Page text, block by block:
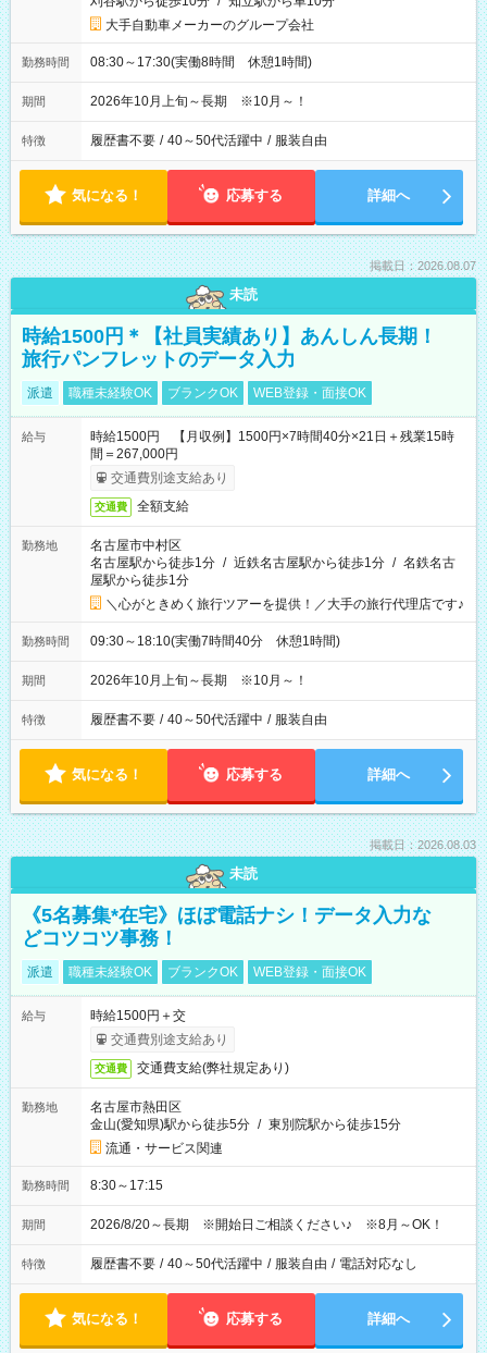
大手自動車メーカーのグループ会社
勤務時間 08:30～17:30(実働8時間 休憩1時間)
期間 2026年10月上旬～長期 ※10月～！
特徴 履歴書不要 / 40～50代活躍中 / 服装自由
気になる！ 応募する 詳細へ
掲載日：2026.08.07
未読
時給1500円＊【社員実績あり】あんしん長期！
旅行パンフレットのデータ入力
派遣 職種未経験OK ブランクOK WEB登録・面接OK
給与
時給1500円 【月収例】1500円×7時間40分×21日＋残業15時
間＝267,000円
交通費別途支給あり
交通費 全額支給
勤務地
名古屋市中村区
名古屋駅から徒歩1分 / 近鉄名古屋駅から徒歩1分 / 名鉄名古
屋駅から徒歩1分
＼心がときめく旅行ツアーを提供！／大手の旅行代理店です♪
勤務時間 09:30～18:10(実働7時間40分 休憩1時間)
期間 2026年10月上旬～長期 ※10月～！
特徴 履歴書不要 / 40～50代活躍中 / 服装自由
気になる！ 応募する 詳細へ
掲載日：2026.08.03
未読
《5名募集*在宅》ほぼ電話ナシ！データ入力な
どコツコツ事務！
派遣 職種未経験OK ブランクOK WEB登録・面接OK
給与
時給1500円＋交
交通費別途支給あり
交通費 交通費支給(弊社規定あり)
勤務地
名古屋市熱田区
金山(愛知県)駅から徒歩5分 / 東別院駅から徒歩15分
流通・サービス関連
勤務時間 8:30～17:15
期間 2026/8/20～長期 ※開始日ご相談ください♪ ※8月～OK！
特徴 履歴書不要 / 40～50代活躍中 / 服装自由 / 電話対応なし
気になる！ 応募する 詳細へ